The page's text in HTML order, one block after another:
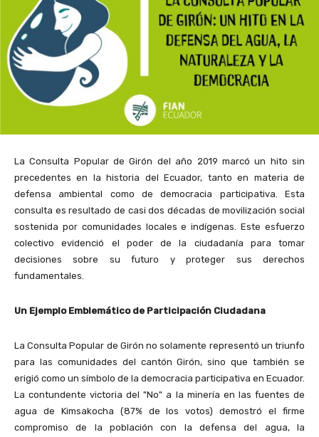
La Consulta Popular de Girón del año 2019 marcó un hito sin
precedentes en la historia del Ecuador, tanto en materia de
defensa ambiental como de democracia participativa. Esta
consulta es resultado de casi dos décadas de movilización social
sostenida por comunidades locales e indígenas. Este esfuerzo
colectivo evidenció el poder de la ciudadanía para tomar
decisiones sobre su futuro y proteger sus derechos
fundamentales.
Un Ejemplo Emblemático de Participación Ciudadana
La Consulta Popular de Girón no solamente representó un triunfo
para las comunidades del cantón Girón, sino que también se
erigió como un símbolo de la democracia participativa en Ecuador.
La contundente victoria del "No" a la minería en las fuentes de
agua de Kimsakocha (87% de los votos) demostró el firme
compromiso de la población con la defensa del agua, la